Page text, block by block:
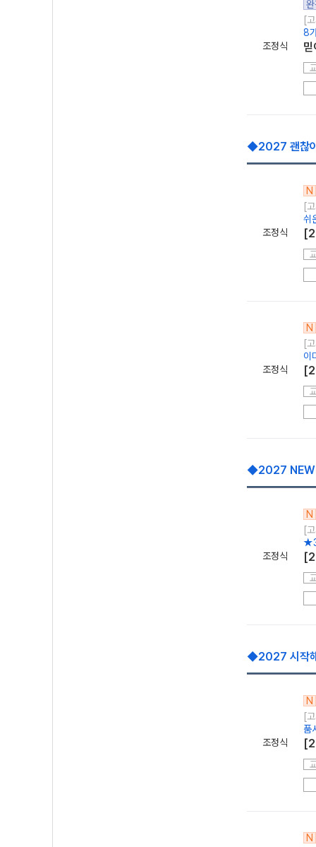
조정식
[
8
◆2027 괜찮
조정식
N
[
쉬
조정식
N
[
이
◆2027
조정식
N
[
★3
◆2027 시작
조정식
N
[
품
N